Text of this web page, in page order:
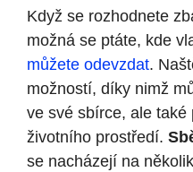
Když se rozhodnete
možná se ptáte, kde
můžete odevzdat.
možností, díky nimž
ve své sbírce, ale také
životního prostředí.
se nacházejí na